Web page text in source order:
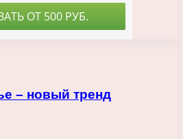
– новый тренд